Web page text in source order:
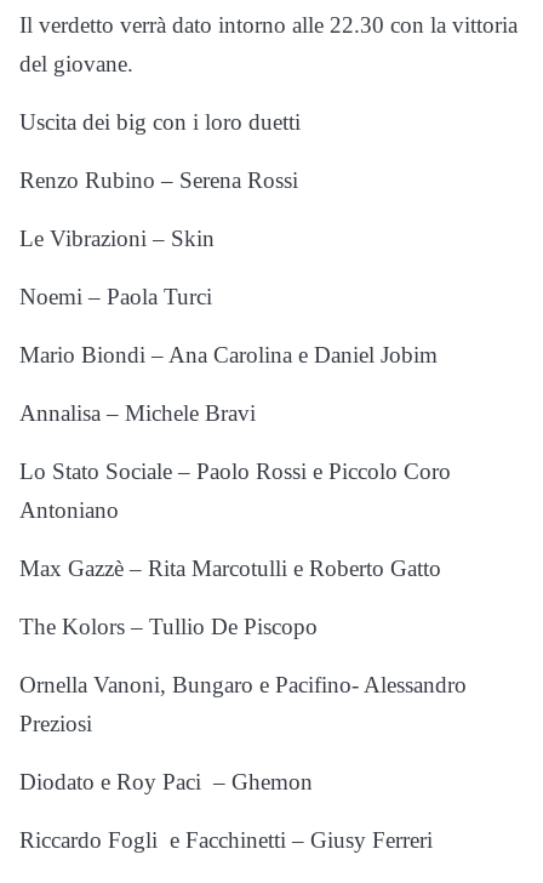
Il verdetto verrà dato intorno alle 22.30 con la vittoria
del giovane.
Uscita dei big con i loro duetti
Renzo Rubino – Serena Rossi
Le Vibrazioni – Skin
Noemi – Paola Turci
Mario Biondi – Ana Carolina e Daniel Jobim
Annalisa – Michele Bravi
Lo Stato Sociale – Paolo Rossi e Piccolo Coro
Antoniano
Max Gazzè – Rita Marcotulli e Roberto Gatto
The Kolors – Tullio De Piscopo
Ornella Vanoni, Bungaro e Pacifino- Alessandro
Preziosi
Diodato e Roy Paci – Ghemon
Riccardo Fogli e Facchinetti – Giusy Ferreri